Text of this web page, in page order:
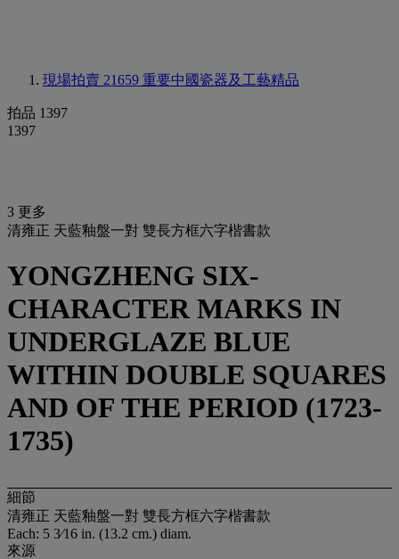
現場拍賣 21659 重要中國瓷器及工藝精品
拍品 1397
1397
3 更多
清雍正 天藍釉盤一對 雙長方框六字楷書款
YONGZHENG SIX-
CHARACTER MARKS IN
UNDERGLAZE BLUE
WITHIN DOUBLE SQUARES
AND OF THE PERIOD (1723-
1735)
細節
清雍正 天藍釉盤一對 雙長方框六字楷書款
Each: 5 3⁄16 in. (13.2 cm.) diam.
來源